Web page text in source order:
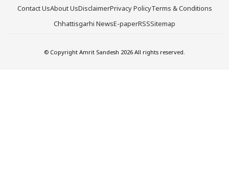
Contact UsAbout UsDisclaimerPrivacy PolicyTerms & Conditions
Chhattisgarhi NewsE-paperRSSSitemap
© Copyright Amrit Sandesh 2026 All rights reserved.